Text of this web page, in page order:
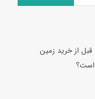
از خرید زمین